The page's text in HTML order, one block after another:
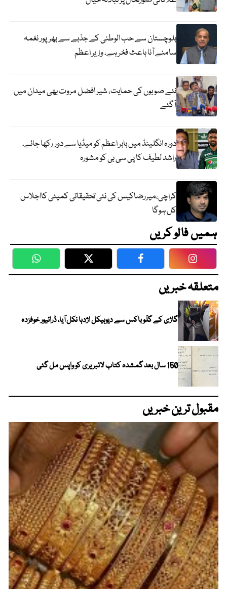
بلوچستان سے حب الوطنی کے جذبے سے بھرپور نغمہ
سامنے آنا باعث فخر ہے، وزیر اعظم
نئے صوبوں کی حمایت، شیر افضل مروت بھی میدان میں
آگئے
دورہ انگلینڈ میں بابر اعظم کو میڈیا سے دور رکھا جائے،
راشد لطیف کا پی سی بی کو مشورہ
کراچی،میررضاکیس کی نئی تحقیقاتی کمیٹی کااجلاس
کل ہوگا
ہمیں فالو کریں
WhatsApp Twitter Facebook
متعلقہ خبریں
گاڑی کے گلَو باکس سے دیوہیکل اژدہا نکل آیا، ڈرائیور خوفزدہ
150 سال بعد گمشدہ کتاب لائبریری کو واپس مل گئی
مقبول ترین خبریں